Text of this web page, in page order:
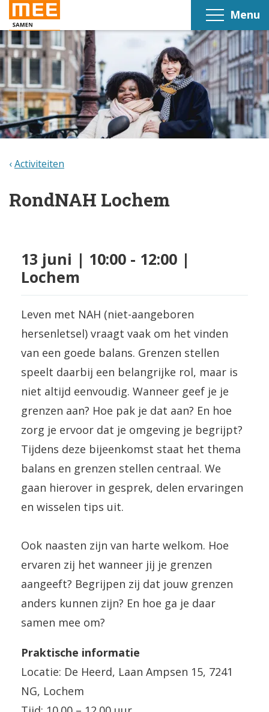
Menu
Activiteiten
RondNAH Lochem
13 juni | 10:00 - 12:00 |
Lochem
Leven met NAH (niet-aangeboren
hersenletsel) vraagt vaak om het vinden
van een goede balans. Grenzen stellen
speelt daarbij een belangrijke rol, maar is
niet altijd eenvoudig. Wanneer geef je je
grenzen aan? Hoe pak je dat aan? En hoe
zorg je ervoor dat je omgeving je begrijpt?
Tijdens deze bijeenkomst staat het thema
balans en grenzen stellen centraal. We
gaan hierover in gesprek, delen ervaringen
en wisselen tips uit.
Ook naasten zijn van harte welkom. Hoe
ervaren zij het wanneer jij je grenzen
aangeeft? Begrijpen zij dat jouw grenzen
anders kunnen zijn? En hoe ga je daar
samen mee om?
Praktische informatie
Locatie: De Heerd, Laan Ampsen 15, 7241
NG, Lochem